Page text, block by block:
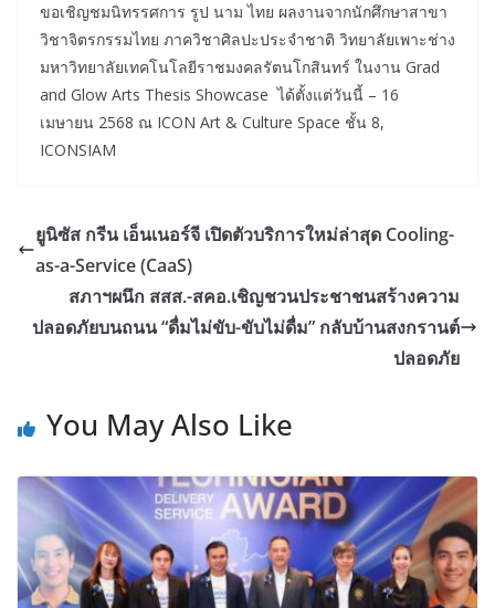
ขอเชิญชมนิทรรศการ รูป นาม ไทย ผลงานจากนักศึกษาสาขา
วิชาจิตรกรรมไทย ภาควิชาศิลปะประจำชาติ วิทยาลัยเพาะช่าง
มหาวิทยาลัยเทคโนโลยีราชมงคลรัตนโกสินทร์ ในงาน Grad
and Glow Arts Thesis Showcase ได้ตั้งแต่วันนี้ – 16
เมษายน 2568 ณ ICON Art & Culture Space ชั้น 8,
ICONSIAM
ยูนิซัส กรีน เอ็นเนอร์จี เปิดตัวบริการใหม่ล่าสุด Cooling-
as-a-Service (CaaS)
สภาฯผนึก สสส.-สคอ.เชิญชวนประชาชนสร้างความ
ปลอดภัยบนถนน “ดื่มไม่ขับ-ขับไม่ดื่ม” กลับบ้านสงกรานต์
ปลอดภัย
You May Also Like